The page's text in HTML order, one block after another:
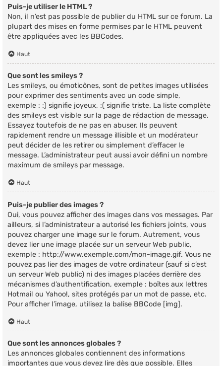
Puis-je utiliser le HTML ?
Non, il n’est pas possible de publier du HTML sur ce forum. La
plupart des mises en forme permises par le HTML peuvent
être appliquées avec les BBCodes.
Haut
Que sont les smileys ?
Les smileys, ou émoticônes, sont de petites images utilisées
pour exprimer des sentiments avec un code simple,
exemple : :) signifie joyeux, :( signifie triste. La liste complète
des smileys est visible sur la page de rédaction de message.
Essayez toutefois de ne pas en abuser. Ils peuvent
rapidement rendre un message illisible et un modérateur
peut décider de les retirer ou simplement d’effacer le
message. L’administrateur peut aussi avoir défini un nombre
maximum de smileys par message.
Haut
Puis-je publier des images ?
Oui, vous pouvez afficher des images dans vos messages. Par
ailleurs, si l’administrateur a autorisé les fichiers joints, vous
pouvez charger une image sur le forum. Autrement, vous
devez lier une image placée sur un serveur Web public,
exemple : http://www.exemple.com/mon-image.gif. Vous ne
pouvez pas lier des images de votre ordinateur (sauf si c’est
un serveur Web public) ni des images placées derrière des
mécanismes d’authentification, exemple : boîtes aux lettres
Hotmail ou Yahoo!, sites protégés par un mot de passe, etc.
Pour afficher l’image, utilisez la balise BBCode [img].
Haut
Que sont les annonces globales ?
Les annonces globales contiennent des informations
importantes que vous devez lire dès que possible. Elles